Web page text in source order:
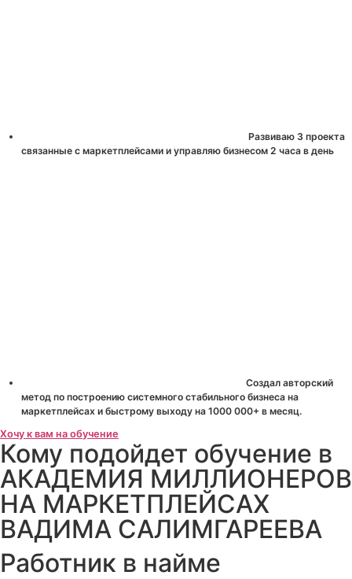
Развиваю 3 проекта
связанные с маркетплейсами и управляю бизнесом 2 часа в день
Создал авторский
метод по построению системного стабильного бизнеса на
маркетплейсах и быстрому выходу на 1000 000+ в месяц.
Хочу к вам на обучение
Кому подойдет обучение в
АКАДЕМИЯ МИЛЛИОНЕРОВ
НА МАРКЕТПЛЕЙСАХ
ВАДИМА САЛИМГАРЕЕВА
Работник в найме